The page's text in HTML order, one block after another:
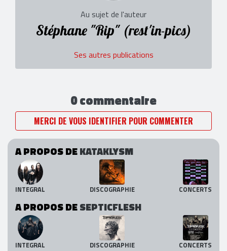
Au sujet de l'auteur
Stéphane "Rip" (rest'in-pics)
Ses autres publications
0 commentaire
MERCI DE VOUS IDENTIFIER POUR COMMENTER
A PROPOS DEKATAKLYSM
INTEGRAL DISCOGRAPHIE CONCERTS
A PROPOS DESEPTICFLESH
INTEGRAL DISCOGRAPHIE CONCERTS